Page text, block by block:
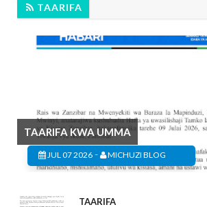
TAARIFA
TAARIFA KWA UMMA
JUL 07 2026 - MICHUZI BLOG
TAARIFA